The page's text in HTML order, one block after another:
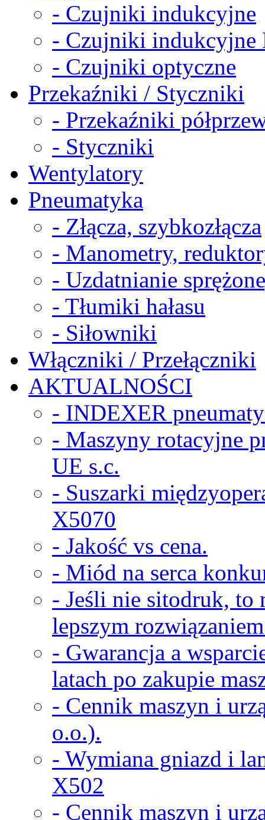
- Czujniki indukcyjne
- Czujniki indukcyjne
- Czujniki optyczne
Przekaźniki / Styczniki
- Przekaźniki
- Styczniki
Wentylatory
Pneumatyka
- Złącza, szybkozłącza
- Manometry,
- Uzdatnianie
- Tłumiki hałasu
- Siłowniki
Włączniki / Przełączniki
AKTUALNOŚCI
- INDEXER
- Maszyny rotacyjne
UE s.c.
- Suszarki
X5070
- Jakość vs cena.
- Miód na serca
- Jeśli nie sitodruk, to
lepszym
- Gwarancja a
latach po zakupie
- Cennik maszyn i
o.o.).
- Wymiana gniazd i
X502
- Cennik maszyn i